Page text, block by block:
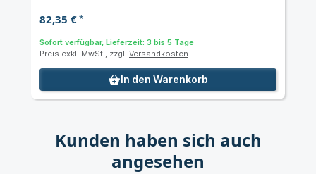
82,35 €*
Sofort verfügbar, Lieferzeit: 3 bis 5 Tage
Preis exkl. MwSt., zzgl. Versandkosten
In den Warenkorb
Kunden haben sich auch
angesehen